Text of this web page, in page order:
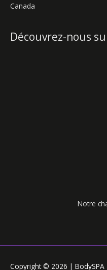
Canada
Découvrez-nous
Notre
Copyright © 2026 | BodySPA